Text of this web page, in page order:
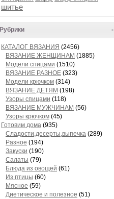
шитье
-
Рубрики
КАТАЛОГ ВЯЗАНИЯ (2456)
ВЯЗАНИЕ ЖЕНЩИНАМ (1885)
Модели спицами (1510)
ВЯЗАНИЕ РАЗНОЕ (323)
Модели крючком (314)
ВЯЗАНИЕ ДЕТЯМ (198)
Узоры спицами (118)
ВЯЗАНИЕ МУЖЧИНАМ (56)
Узоры крючком (45)
Готовим дома (935)
Сладости,десерты,выпечка (289)
Разное (194)
Закуски (190)
Салаты (79)
Блюда из овощей (61)
Из птицы (60)
Мясное (59)
Диетическое и полезное (51)